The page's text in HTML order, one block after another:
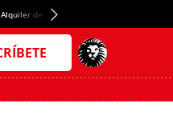
Alquiler de habitaciones en España